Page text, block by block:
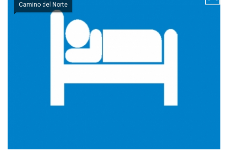
Camino del Norte